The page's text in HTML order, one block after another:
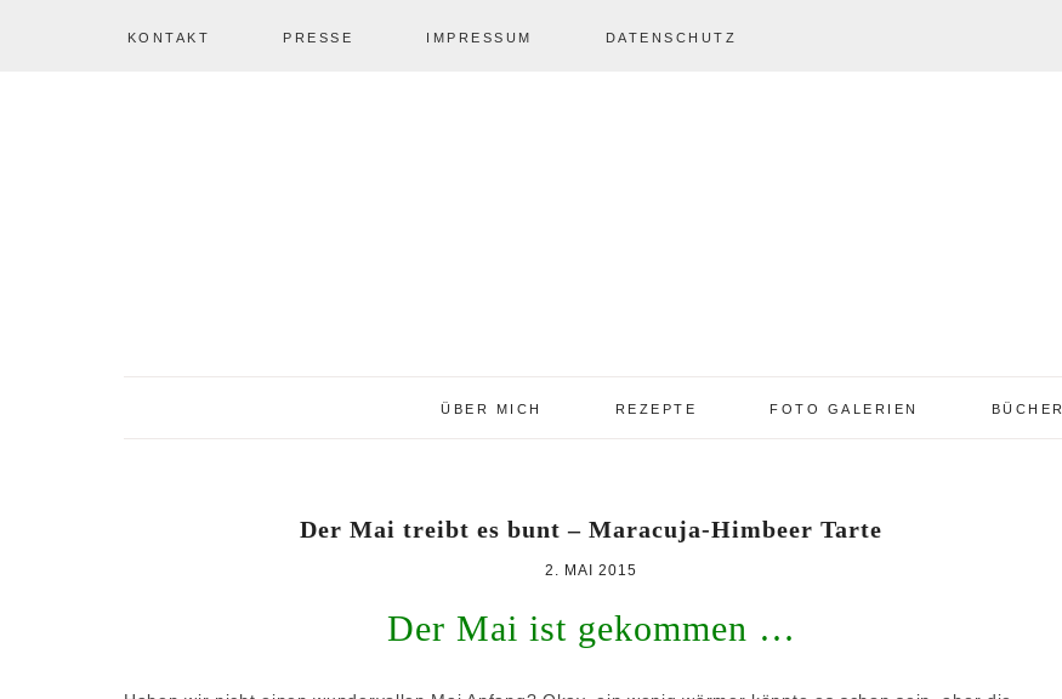
KONTAKT PRESSE IMPRESSUM DATENSCHUTZ
ÜBER MICH REZEPTE
TORTEN
TÖRTCHEN
TARTES
FOTO GALERIEN BÜCHER
Der Mai treibt es bunt – Maracuja-Himbeer Tarte
2. MAI 2015
Der Mai ist gekommen …